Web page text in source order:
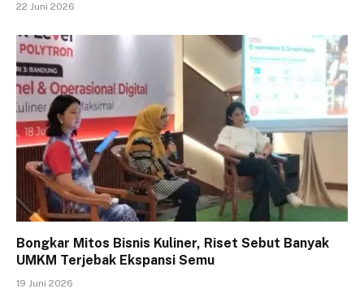
22 Juni 2026
Bongkar Mitos Bisnis Kuliner, Riset Sebut Banyak
UMKM Terjebak Ekspansi Semu
19 Juni 2026